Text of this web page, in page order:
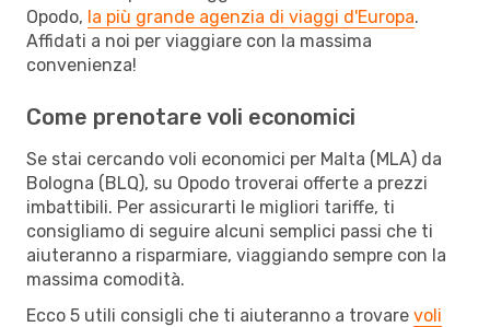
Opodo, la più grande agenzia di viaggi d'Europa.
Affidati a noi per viaggiare con la massima
convenienza!
Come prenotare voli economici
Se stai cercando voli economici per Malta (MLA) da
Bologna (BLQ), su Opodo troverai offerte a prezzi
imbattibili. Per assicurarti le migliori tariffe, ti
consigliamo di seguire alcuni semplici passi che ti
aiuteranno a risparmiare, viaggiando sempre con la
massima comodità.
Ecco 5 utili consigli che ti aiuteranno a trovare voli